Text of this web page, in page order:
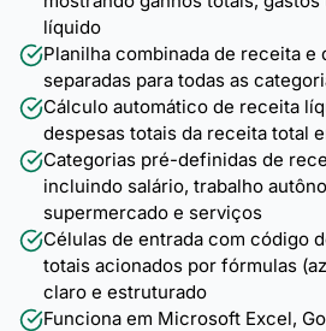
líquido
Planilha combinada de receita e
separadas para todas as
Cálculo automático de receita
despesas totais da receita total
Categorias pré-definidas de
incluindo salário, trabalho
supermercado e serviços
Células de entrada com código
totais acionados por fórmulas
claro e estruturado
Funciona em Microsoft Excel,